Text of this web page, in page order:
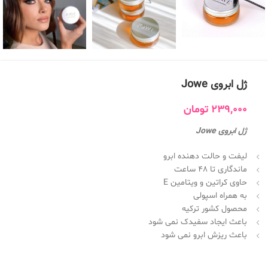
ژل ابروی Jowe
239,000 تومان
ژل ابروی Jowe
لیفت و حالت دهنده ابرو
ماندگاری تا 48 ساعت
حاوی کراتین و ویتامین E
به همراه اسپولی
محصول کشور ترکیه
باعث ایجاد سفیدک نمی شود
باعث ریزش ابرو نمی شود